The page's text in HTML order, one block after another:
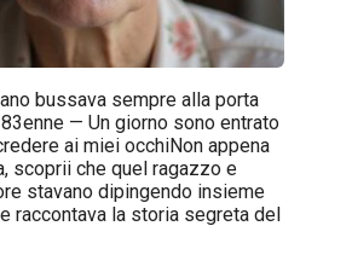
bussava sempre alla porta
— Un giorno sono entrato
ai miei occhiNon appena
scoprii che quel ragazzo e
stavano dipingendo insieme
raccontava la storia segreta del